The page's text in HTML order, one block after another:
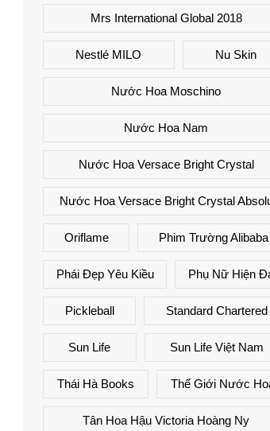
Mrs International Global 2018
Nestlé MILO Nu Skin
Nước Hoa Moschino
Nước Hoa Nam
Nước Hoa Versace Bright Crystal
Nước Hoa Versace Bright Crystal
Oriflame Phim Trường Alibaba
Phái Đẹp Yêu Kiều Phụ Nữ Hiện
Pickleball Standard Chartered
Sun Life Sun Life Việt Nam
Thái Hà Books Thế Giới Nước
Tân Hoa Hậu Victoria Hoàng Ny